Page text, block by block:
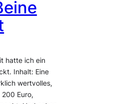
hatte ich ein
Inhalt: Eine
wertvolles,
Euro,